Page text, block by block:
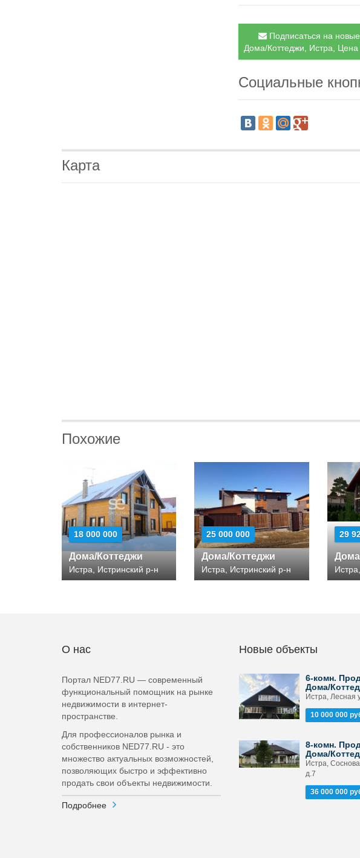
Подписаться на
Дома/Коттеджи, Истра,
Социальные
Карта
Похожие
18 000 000
Дома/Коттеджи
Истра, Истринский р-н
25 000 000
Дома/Коттеджи
Истра, Истринский р-н
29
О нас
Портал NED77.RU — современный
функциональный помощник на рынке
недвижимости в интернет-
пространстве.
Для профессионалов рынка и
собственников NED77.RU - это
множество актуальных возможностей,
позволяющих быстро и эффективно
продать свои объекты недвижимости.
Подробнее
Новые объекты
6-комн.
Дома/
Истра, Лесная
10 000 000
8-комн.
Дома/
Истра,
д.7
36 000 000